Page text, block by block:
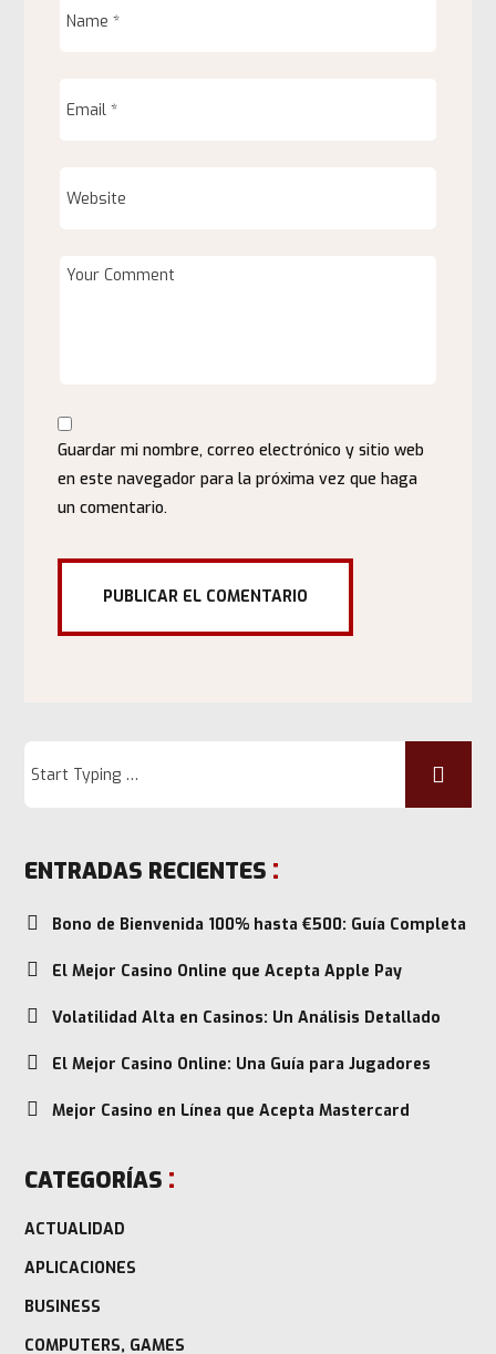
Guardar mi nombre, correo electrónico y sitio web
en este navegador para la próxima vez que haga
un comentario.
ENTRADAS RECIENTES
Bono de Bienvenida 100% hasta €500: Guía Completa
El Mejor Casino Online que Acepta Apple Pay
Volatilidad Alta en Casinos: Un Análisis Detallado
El Mejor Casino Online: Una Guía para Jugadores
Mejor Casino en Línea que Acepta Mastercard
CATEGORÍAS
ACTUALIDAD
APLICACIONES
BUSINESS
COMPUTERS, GAMES